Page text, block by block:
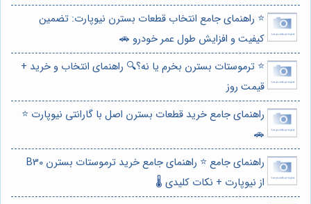
⭐️ راهنمای جامع انتخاب قطعات بسترن نیوپارت: تضمین
کیفیت و افزایش طول عمر خودرو 🚗
⭐️ ترموستات بسترن بخرم یا نه؟🔍 راهنمای انتخاب و خرید +
قیمت روز
راهنمای جامع خرید قطعات بسترن اصل با گارانتی نیوپارت ⭐️
🚗
راهنمای جامع ⭐️ راهنمای جامع خرید ترموستات بسترن B30
از نیوپارت + نکات کلیدی 🌡️